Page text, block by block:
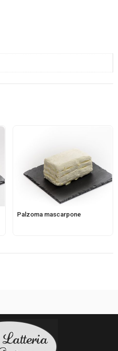
Palzoma mascarpone